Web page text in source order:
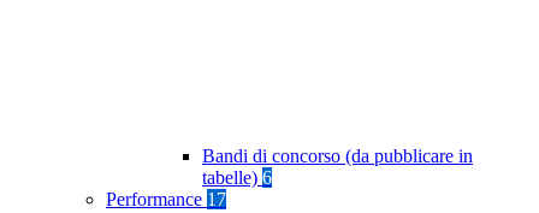
Bandi di concorso (da pubblicare in
tabelle) 6
Performance 17